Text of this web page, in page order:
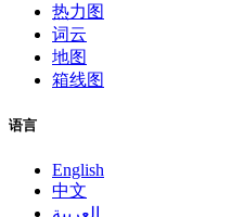
热力图
词云
地图
箱线图
语言
English
中文
العربية